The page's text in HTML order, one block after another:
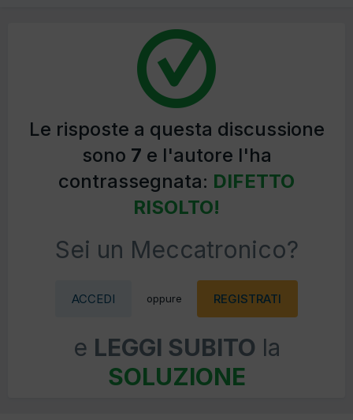
Le risposte a questa discussione
sono 7 e l'autore l'ha
contrassegnata: DIFETTO
RISOLTO!
Sei un Meccatronico?
ACCEDI oppure REGISTRATI
e LEGGI SUBITO la
SOLUZIONE